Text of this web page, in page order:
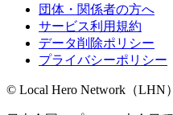
団体・関係者の方へ
サービス利用規約
データ削除ポリシー
プライバシーポリシー
© Local Hero Network（LHN）